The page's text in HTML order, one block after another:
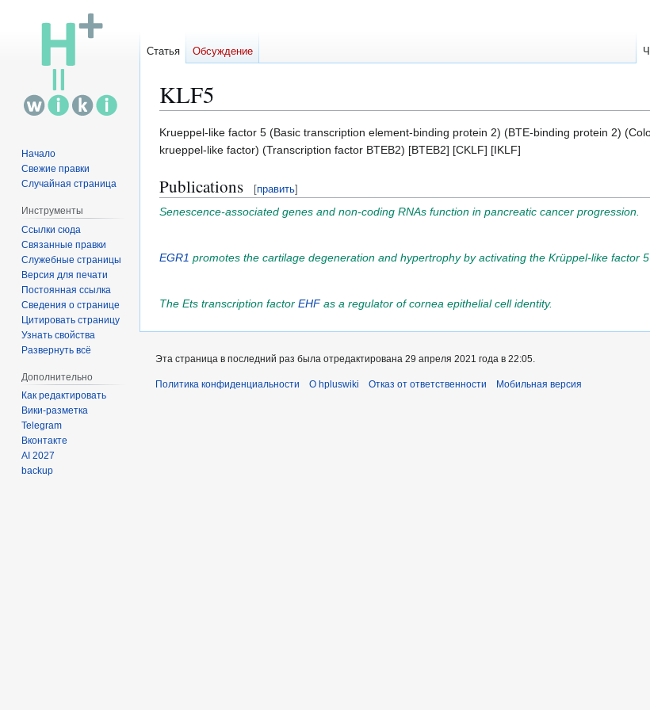
KLF5
Перейти
к
Перейти
к
Krueppel-like factor 5 (Basic transcription element-binding protein 2) (BTE-binding protein 2)
krueppel-like factor) (Transcription factor BTEB2) [BTEB2] [CKLF] [IKLF]
Publications [править]
Senescence-associated genes and non-coding RNAs function in pancreatic cancer progression.
EGR1 promotes the cartilage degeneration and hypertrophy by activating the Krüppel-like factor
The Ets transcription factor EHFas a regulator of cornea epithelial cell identity.
Статья Обсуждение
Начало
Свежие правки
Случайная страница
Инструменты
Ссылки сюда
Связанные правки
Служебные страницы
Версия для печати
Постоянная ссылка
Сведения о странице
Цитировать страницу
Узнать свойства
Развернуть всё
Дополнительно
Как редактировать
Вики-разметка
Telegram
Вконтакте
AI 2027
backup
Эта страница в последний раз была отредактирована 29 апреля 2021 года в 22:05.
Политика конфиденциальности О hpluswiki Отказ от ответственности Мобильная версия